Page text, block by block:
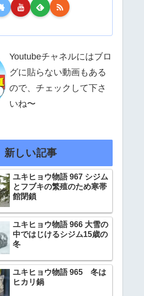
Youtubeチャネルにはブロ
グに貼らない動画もある
ので、チェックして下さ
いね〜
新しい記事
ユキヒョウ物語 967 シジム
とフブキの繁殖のため寒帯
館閉鎖
ユキヒョウ物語 966 大雪の
中ではじけるシジム15歳の
冬
ユキヒョウ物語 965 冬は
ヒカリ鍋